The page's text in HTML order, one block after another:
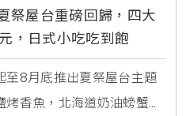
祭屋台重磅回歸，四大
，日式小吃吃到飽
至8月底推出夏祭屋台主題
香魚，北海道奶油螃蟹燒